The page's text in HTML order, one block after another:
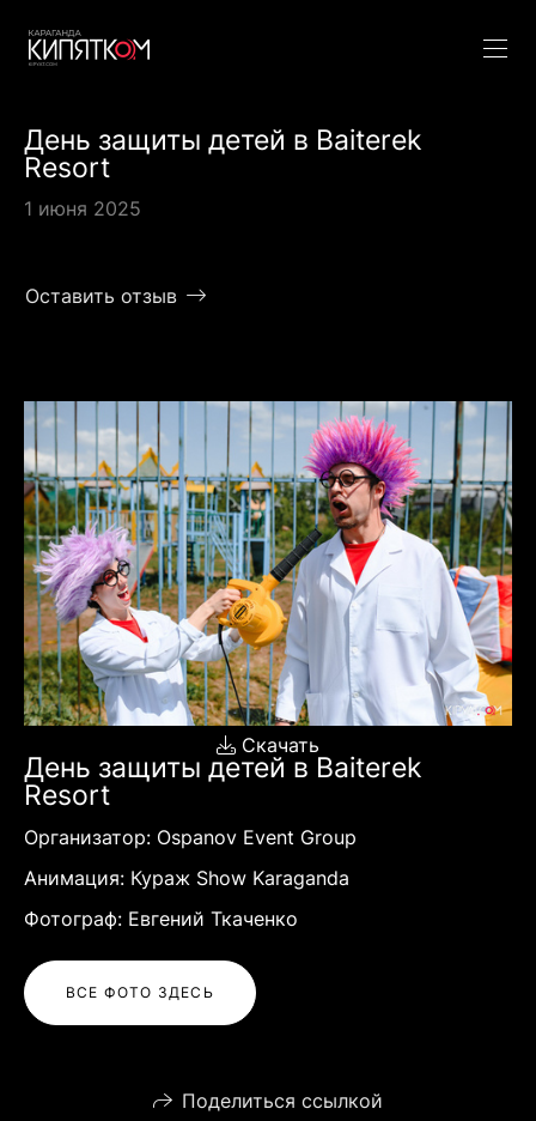
День защиты детей в Baiterek
Resort
1 июня 2025
Оставить отзыв
Скачать
День защиты детей в Baiterek
Resort
Организатор: Ospanov Event Group
Анимация: Кураж Show Karaganda
Фотограф: Евгений Ткаченко
ВСЕ ФОТО ЗДЕСЬ
Поделиться ссылкой